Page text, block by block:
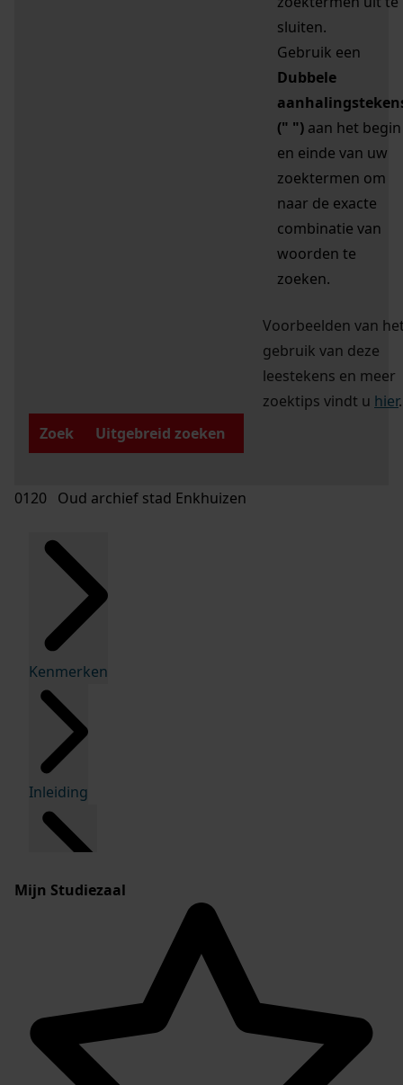
sluiten.
Gebruik een
Dubbele
(" ") aan het begin
en einde van uw
zoektermen om
naar de exacte
combinatie van
woorden te
zoeken.
Voorbeelden van
gebruik van deze
leestekens en meer
zoektips vindt u hier.
Zoek
Uitgebreid zoeken
0120 Oud archief stad Enkhuizen
Kenmerken
Inleiding
Mijn Studiezaal